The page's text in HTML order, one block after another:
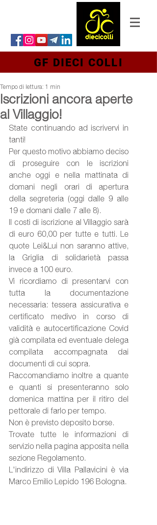
GF DIECI COLLI
Iscrizioni ancora aperte
al Villaggio!
Tempo di lettura: 1 min
State continuando ad iscrivervi in
tanti!
Per questo motivo abbiamo deciso
di proseguire con le iscrizioni
anche oggi e nella mattinata di
domani negli orari di apertura
della segreteria (oggi dalle 9 alle
19 e domani dalle 7 alle 8).
Il costi di iscrizione al Villaggio sarà
di euro 60,00 per tutte e tutti. Le
quote Lei&Lui non saranno attive,
la Griglia di solidarietà passa
invece a 100 euro.
Vi ricordiamo di presentarvi con
tutta la documentazione
necessaria: tessera assicurativa e
certificato medivo in corso di
validità e autocertificazione Covid
già compilata ed eventuale delega
compilata accompagnata dai
documenti di cui sopra.
Raccomandiamo inoltre a quante
e quanti si presenteranno solo
domenica mattina per il ritiro del
pettorale di farlo per tempo.
Non è previsto deposito borse.
Trovate tutte le informazioni di
servizio nella pagina apposita nella
sezione Regolamento.
L'indirizzo di Villa Pallavicini è via
Marco Emilio Lepido 196 Bologna.